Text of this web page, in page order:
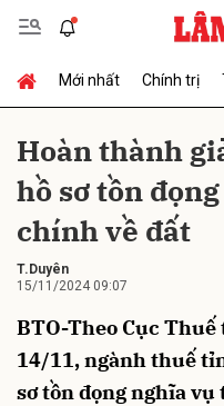
Mới nhất Chính trị
Hoàn thành
hồ sơ tồn
chính về đất
T.Duyên
15/11/2024 09:07
BTO-Theo Cục
14/11, ngành thuế
sơ tồn đọng nghĩa
Gửi bình luận